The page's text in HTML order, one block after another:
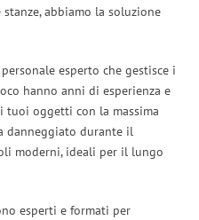
abbiamo la soluzione
esperto che gestisce i
hanno anni di esperienza e
tuoi oggetti con la massima
danneggiato durante il
moderni, ideali per il lungo
esperti e formati per